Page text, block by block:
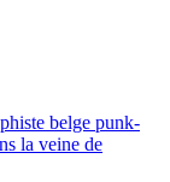
belge punk-
la veine de